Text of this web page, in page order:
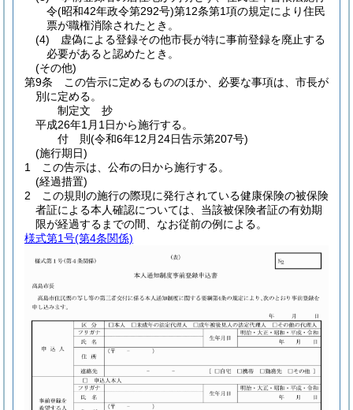
令(昭和42年政令第292号)第12条第1項の規定により住民
票が職権消除されたとき。
(4)
虚偽による登録その他市長が特に事前登録を廃止する
必要があると認めたとき。
(その他)
第9条
この告示に定めるもののほか、必要な事項は、市長が
別に定める。
制定文 抄
平成26年1月1日から施行する。
付 則(令和6年12月24日告示第207号)
(施行期日)
1
この告示は、公布の日から施行する。
(経過措置)
2
この規則の施行の際現に発行されている健康保険の被保険
者証による本人確認については、当該被保険者証の有効期
限が経過するまでの間、なお従前の例による。
様式第1号(第4条関係)